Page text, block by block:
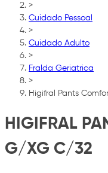
>
Cuidado Pessoal
>
Cuidado Adulto
>
Fralda Geriatrica
>
Higifral Pants
HIGIFRAL
G/XG C/32